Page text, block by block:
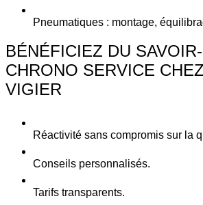
Pneumatiques : montage,
BÉNÉFICIEZ DU
CHRONO SERVICE
VIGIER
Réactivité sans compromis sur la
Conseils personnalisés.
Tarifs transparents.